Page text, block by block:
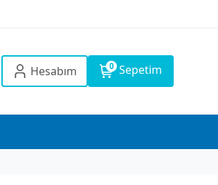
Hesabım 0 Sepetim